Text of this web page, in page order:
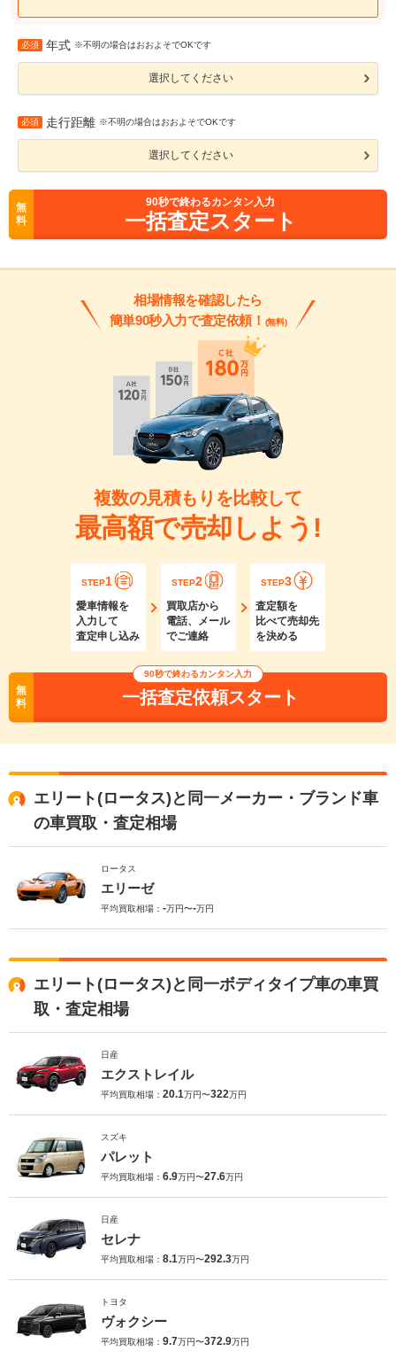
必須 年式 ※不明の場合はおおよそでOKです
選択してください
必須 走行距離 ※不明の場合はおおよそでOKです
選択してください
無
料
90秒で終わるカンタン入力
一括査定スタート
相場情報を確認したら
簡単90秒入力で査定依頼！ (無料)
複数の見積もりを比較して
最高額で売却しよう!
STEP1
愛車情報を
入力して
査定申し込み
STEP2
買取店から
電話、メール
でご連絡
STEP3
査定額を
比べて売却先
を決める
無
料
90秒で終わるカンタン入力
一括査定依頼スタート
エリート(ロータス)と同一メーカー・ブランド車
の車買取・査定相場
ロータス
エリーゼ
平均買取相場： -万円〜-万円
エリート(ロータス)と同一ボディタイプ車の車買
取・査定相場
日産
エクストレイル
平均買取相場： 20.1万円〜322万円
スズキ
パレット
平均買取相場： 6.9万円〜27.6万円
日産
セレナ
平均買取相場： 8.1万円〜292.3万円
トヨタ
ヴォクシー
平均買取相場： 9.7万円〜372.9万円